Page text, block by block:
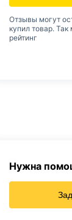
Отзывы могут
купил товар.
рейтинг
Нужна